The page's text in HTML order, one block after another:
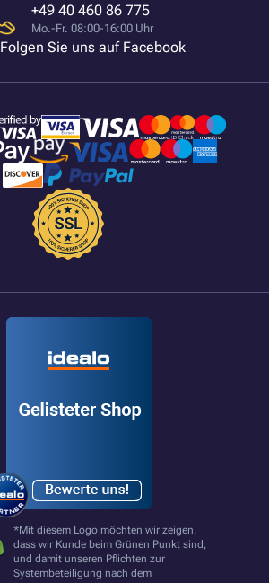
+49 40 460 86 775
Mo.-Fr. 08:00-16:00 Uhr
Folgen Sie uns auf Facebook
*Mit diesem Logo möchten wir zeigen,
dass wir Kunde beim Grünen Punkt sind,
und damit unseren Pflichten zur
Systembeteiligung nach dem